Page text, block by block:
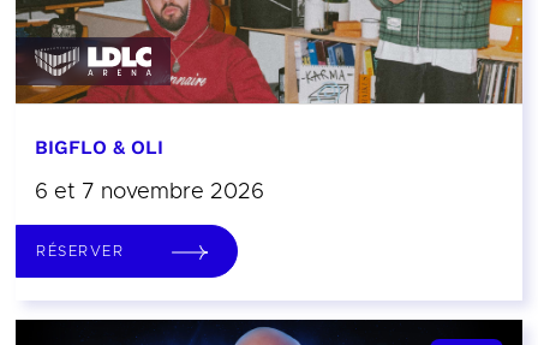
BIGFLO & OLI
6 et 7 novembre 2026
RÉSERVER